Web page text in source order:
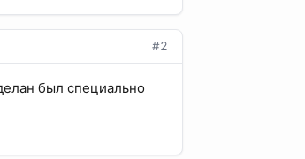
#2
был специально